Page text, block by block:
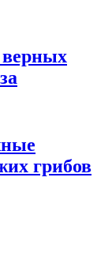
верных
грибов